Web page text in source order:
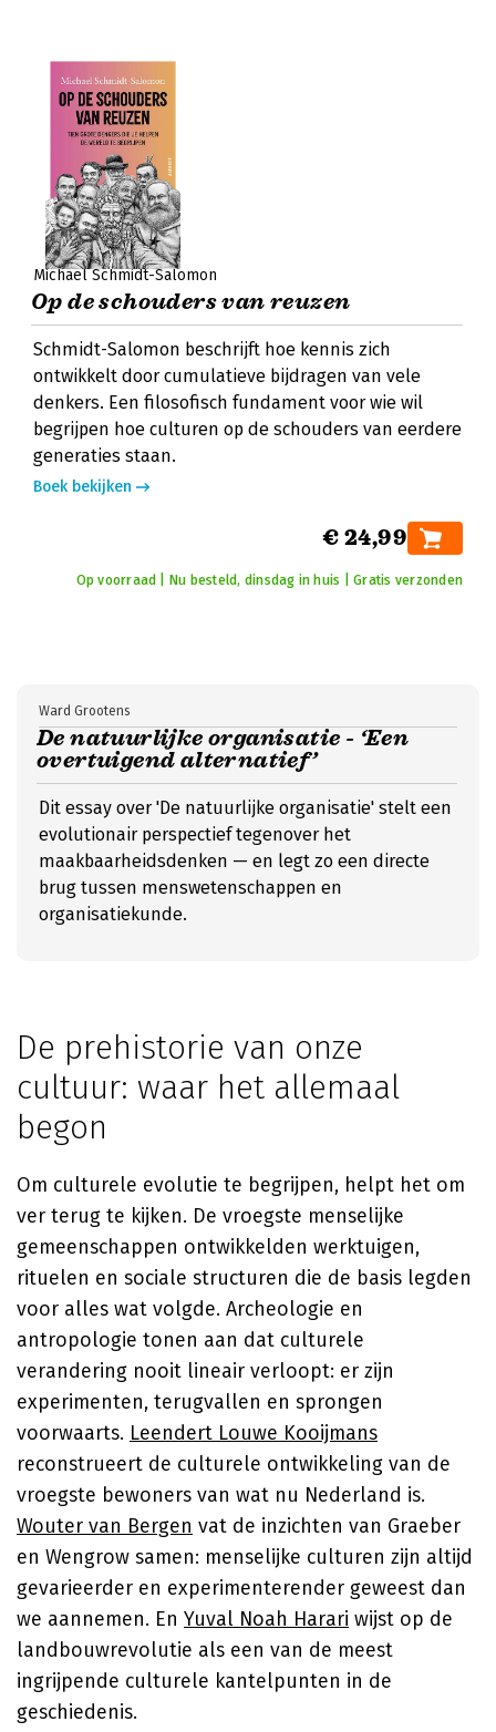
Michael Schmidt-Salomon
Op de schouders van reuzen
Schmidt-Salomon beschrijft hoe kennis zich
ontwikkelt door cumulatieve bijdragen van vele
denkers. Een filosofisch fundament voor wie wil
begrijpen hoe culturen op de schouders van eerdere
generaties staan.
Boek bekijken
€ 24,99
Op voorraad | Nu besteld, dinsdag in huis | Gratis verzonden
De natuurlijke organisatie - ‘Een
overtuigend alternatief’
Ward Grootens
Dit essay over 'De natuurlijke organisatie' stelt een
evolutionair perspectief tegenover het
maakbaarheidsdenken — en legt zo een directe
brug tussen menswetenschappen en
organisatiekunde.
De prehistorie van onze
cultuur: waar het allemaal
begon
Om culturele evolutie te begrijpen, helpt het om
ver terug te kijken. De vroegste menselijke
gemeenschappen ontwikkelden werktuigen,
rituelen en sociale structuren die de basis legden
voor alles wat volgde. Archeologie en
antropologie tonen aan dat culturele
verandering nooit lineair verloopt: er zijn
experimenten, terugvallen en sprongen
voorwaarts. Leendert Louwe Kooijmans
reconstrueert de culturele ontwikkeling van de
vroegste bewoners van wat nu Nederland is.
Wouter van Bergen vat de inzichten van Graeber
en Wengrow samen: menselijke culturen zijn altijd
gevarieerder en experimenterender geweest dan
we aannemen. En Yuval Noah Harari wijst op de
landbouwrevolutie als een van de meest
ingrijpende culturele kantelpunten in de
geschiedenis.